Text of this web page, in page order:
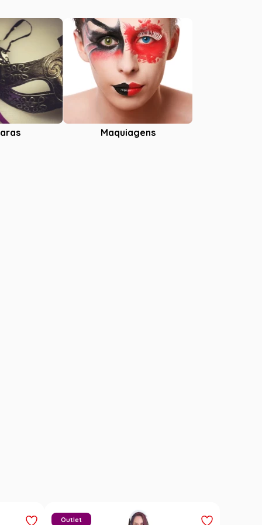
Maquiagens
Outlet